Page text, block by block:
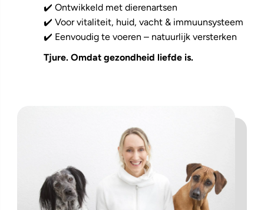
✔️ Ontwikkeld met dierenartsen
✔️ Voor vitaliteit, huid, vacht & immuunsysteem
✔️ Eenvoudig te voeren – natuurlijk versterken
Tjure. Omdat gezondheid liefde is.